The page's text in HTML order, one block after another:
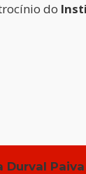
do
Durval Paiva